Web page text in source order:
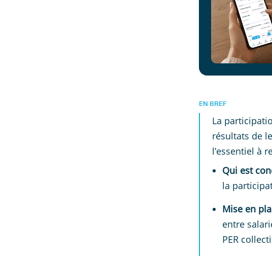
EN BREF
La
résultats de
l’essentiel à
Qui est
la
Mise en
entre
PER